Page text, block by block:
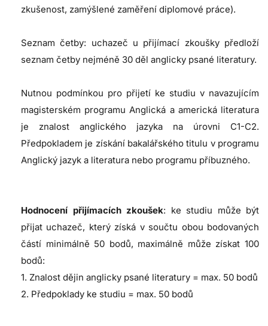
zkušenost, zamýšlené zaměření diplomové práce).
Seznam četby: uchazeč u přijímací zkoušky předloží
seznam četby nejméně 30 děl anglicky psané literatury.
Nutnou podmínkou pro přijetí ke studiu v navazujícím
magisterském programu Anglická a americká literatura
je znalost anglického jazyka na úrovni C1-C2.
Předpokladem je získání bakalářského titulu v programu
Anglický jazyk a literatura nebo programu příbuzného.
Hodnocení přijímacích zkoušek: ke studiu může být
přijat uchazeč, který získá v součtu obou bodovaných
částí minimálně 50 bodů, maximálně může získat 100
bodů:
1. Znalost dějin anglicky psané literatury = max. 50 bodů
2. Předpoklady ke studiu = max. 50 bodů